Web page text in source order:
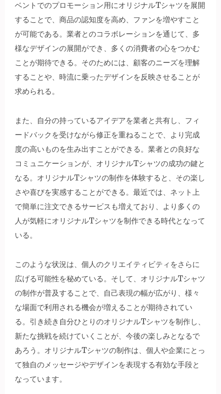
ベントでのプロモーション用にオリジナルTシャツを展開
することで、商品の認知度を高め、ファンを増やすこと
が可能である。業者とのコラボレーションを通じて、多
様なデザインの展開ができ、多くの消費者の心をつかむ
ことが期待できる。そのためには、顧客のニーズを理解
することや、時流に乗ったデザインを反映させることが
求められる。
また、自分の持っているアイデアを業者と共有し、フィ
ードバックを受けながら修正を重ねることで、より完成
度の高いものを生み出すことができる。業者との良好な
コミュニケーションが、オリジナルTシャツの成功の鍵と
なる。オリジナルTシャツの制作を体験すると、その楽し
さや喜びを実感することができる。最近では、ネット上
で簡単に注文できるサービスも増えており、より多くの
人が気軽にオリジナルTシャツを制作できる時代となって
いる。
このような状況は、個人のクリエイティビティをさらに
広げる可能性を秘めている。そして、オリジナルTシャツ
の制作が普及することで、自己表現の幅が広がり、様々
な場面で利用される機会が増えることが期待されてい
る。引き続き自分ひとりのオリジナルTシャツを制作し、
新たな挑戦を続けていくことが、今後の楽しみとなるで
あろう。オリジナルTシャツの制作は、個人や企業にとっ
て独自のメッセージやデザインを表現する有効な手段と
なっています。